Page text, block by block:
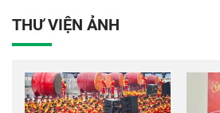
THƯ VIỆN ẢNH